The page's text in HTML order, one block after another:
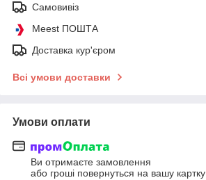
Самовивіз
Meest ПОШТА
Доставка кур'єром
Всі умови доставки
Умови оплати
Ви отримаєте замовлення
або гроші повернуться на вашу картку